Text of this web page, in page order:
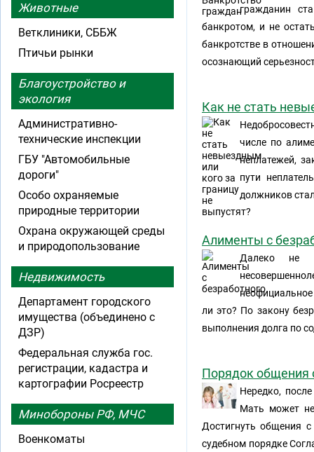
гражданин
банкротом, и не
банкротстве в
осознающий
Как не стать
числе по
неплатежей,
пути
должников
Алименты с
Далеко не
неофициальное
ли это? По закону
выполнения долга по
Порядок общения
Нередко,
Мать может
Достигнуть общения
судебном порядке
Животные
Ветклиники, СББЖ
Птичьи рынки
Благоустройство и
экология
Административно-
технические инспекции
ГБУ "Автомобильные
дороги"
Особо охраняемые
природные территории
Охрана окружающей среды
и природопользование
Недвижимость
Департамент городского
имущества (объединено с
ДЗР)
Федеральная служба гос.
регистрации, кадастра и
картографии Росреестр
Минобороны РФ, МЧС
Военкоматы